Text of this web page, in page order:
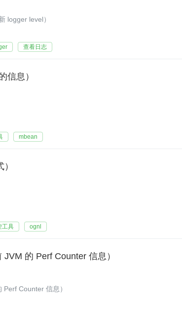
logger level）
查看日志
信息）
mbean
工具 ognl
的 Perf Counter 信息）
Counter 信息）